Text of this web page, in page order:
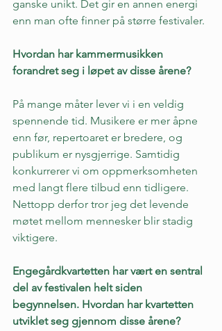
ganske unikt. Det gir en annen energi
enn man ofte finner på større festivaler.
Hvordan har kammermusikken
forandret seg i løpet av disse årene?
På mange måter lever vi i en veldig
spennende tid. Musikere er mer åpne
enn før, repertoaret er bredere, og
publikum er nysgjerrige. Samtidig
konkurrerer vi om oppmerksomheten
med langt flere tilbud enn tidligere.
Nettopp derfor tror jeg det levende
møtet mellom mennesker blir stadig
viktigere.
Engegårdkvartetten har vært en sentral
del av festivalen helt siden
begynnelsen. Hvordan har kvartetten
utviklet seg gjennom disse årene?